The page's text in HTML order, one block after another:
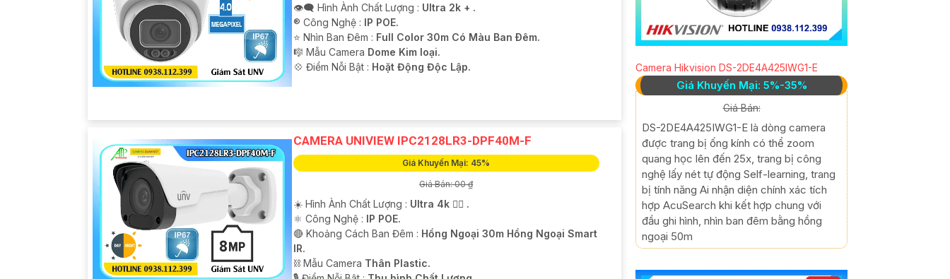
👁️‍🗨 Hình Ành Chất Lượng : Ultra 2k + .
®️ Công Nghệ : IP POE.
⭐ Nhìn Ban Đêm : Full Color 30m Có Màu Ban Ðêm.
🎼️ Mẫu Camera Dome Kim loại.
️💠 Điểm Nỗi Bật : Hoặt Động Độc Lập.
CAMERA UNIVIEW IPC2128LR3-DPF40M-F
Giá Khuyến Mại: 45%
Giá Bán: 00 ₫
☀️ Hình Ành Chất Lượng : Ultra 4k 👍🏾 .
⚛️ Công Nghệ : IP POE.
🔴 Khoảng Cách Ban Đêm : Hồng Ngoại 30m Hồng Ngoại Smart
IR.
⛓ Mẫu Camera Thân Plastic.
Camera Hikvision DS-2DE4A425IWG1-E
Giá Khuyến Mại: 5%-35%
Giá Bán:
DS-2DE4A425IWG1-E là dòng camera
được trang bị ống kính có thể zoom
quang học lên đến 25x, trang bị công
nghệ lấy nét tự động Self-learning, trang
bị tính năng Ai nhận diện chính xác tích
hợp AcuSearch khi kết hợp chung với
đầu ghi hình, nhìn ban đêm bằng hồng
ngoại 50m